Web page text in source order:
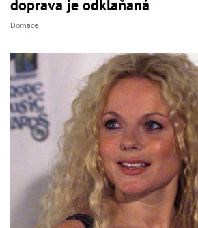
doprava je odklaňaná
Domáce